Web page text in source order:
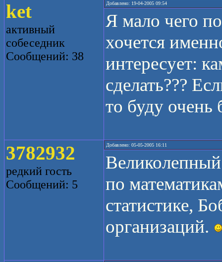
ket
активный
собеседник
Сообщений: 38
Добавлено: 19-04-2005 09:54
Я мало чего
хочется
интересует:
сделать???
то буду очень
3782932
редкий гость
Сообщений: 5
Добавлено: 05-05-2005 16:11
по
статистике,
организаций.